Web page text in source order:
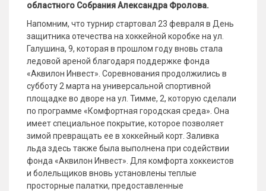
областного Собрания Александра Фролова.
Напомним, что турнир стартовал 23 февраля в День
защитника отечества на хоккейной коробке на ул.
Галушина, 9, которая в прошлом году вновь стала
ледовой ареной благодаря поддержке фонда
«Аквилон Инвест». Соревнования продолжились в
субботу 2 марта на универсальной спортивной
площадке во дворе на ул. Тимме, 2, которую сделали
по программе «Комфортная городская среда». Она
имеет специальное покрытие, которое позволяет
зимой превращать ее в хоккейный корт. Заливка
льда здесь также была выполнена при содействии
фонда «Аквилон Инвест». Для комфорта хоккеистов
и болельщиков вновь установлены теплые
просторные палатки, предоставленные